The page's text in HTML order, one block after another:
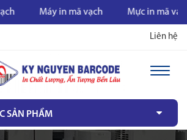
Máy in mã vạch Mực in mã vạch
Liên hệ
SẢN PHẨM